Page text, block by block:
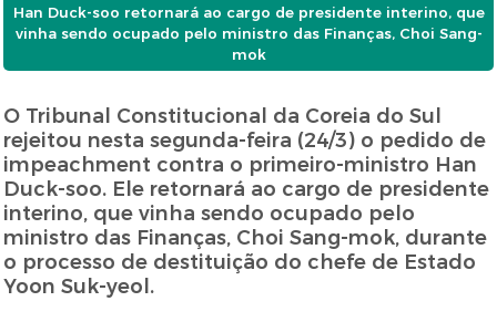
Han Duck-soo retornará ao cargo de presidente interino, que
vinha sendo ocupado pelo ministro das Finanças, Choi Sang-
mok
O Tribunal Constitucional da Coreia do Sul
rejeitou nesta segunda-feira (24/3) o pedido de
impeachment contra o primeiro-ministro Han
Duck-soo. Ele retornará ao cargo de presidente
interino, que vinha sendo ocupado pelo
ministro das Finanças, Choi Sang-mok, durante
o processo de destituição do chefe de Estado
Yoon Suk-yeol.